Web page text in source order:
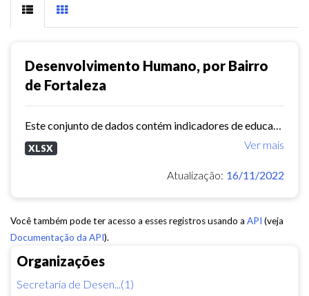
Organizações
Secretaria de Desen...(1)
Desenvolvimento Humano, por Bairro
de Fortaleza
Ver mais
XLSX
Atualização: 16/11/2022
Você também pode ter acesso a esses registros usando a API (veja
Documentação da API).